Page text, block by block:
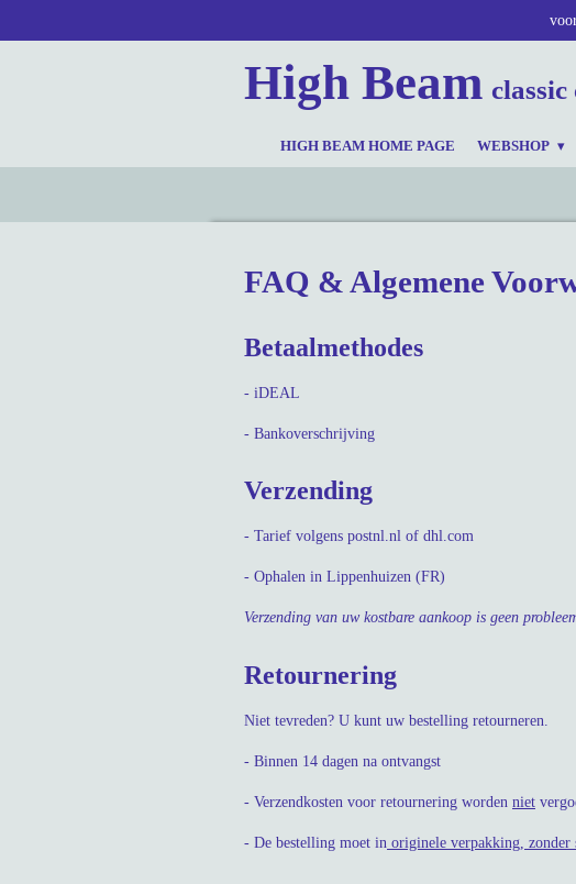
High Beam classic
HIGH BEAM HOME PAGE WEBSHOP
FAQ & Algemene
Betaalmethodes
- iDEAL
- Bankoverschrijving
Verzending
- Tarief volgens postnl.nl of dhl.com
- Ophalen in Lippenhuizen (FR)
Verzending van uw kostbare aankoop is geen
Retournering
Niet tevreden? U kunt uw bestelling retourneren.
- Binnen 14 dagen na ontvangst
- Verzendkosten voor retournering worden niet
- De bestelling moet in originele verpakking, zonder